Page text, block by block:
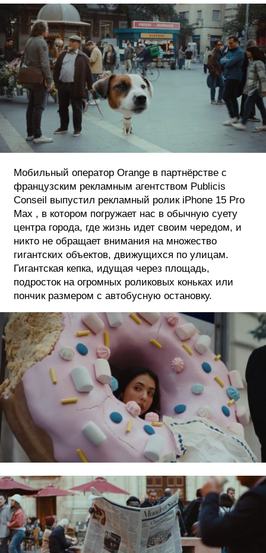
Мобильный оператор Orange в партнёрстве с
французским рекламным агентством Publicis
Conseil выпустил рекламный ролик iPhone 15 Pro
Max , в котором погружает нас в обычную суету
центра города, где жизнь идет своим чередом, и
никто не обращает внимания на множество
гигантских объектов, движущихся по улицам.
Гигантская кепка, идущая через площадь,
подросток на огромных роликовых коньках или
пончик размером с автобусную остановку.
ФЕСТИВАЛИ
ФОТОГРАФИЯ
ТИПОГРАФИКА
ИСТОРИИ БРЕНДОВ
О ПРОЕКТЕ
РЕКЛАМА